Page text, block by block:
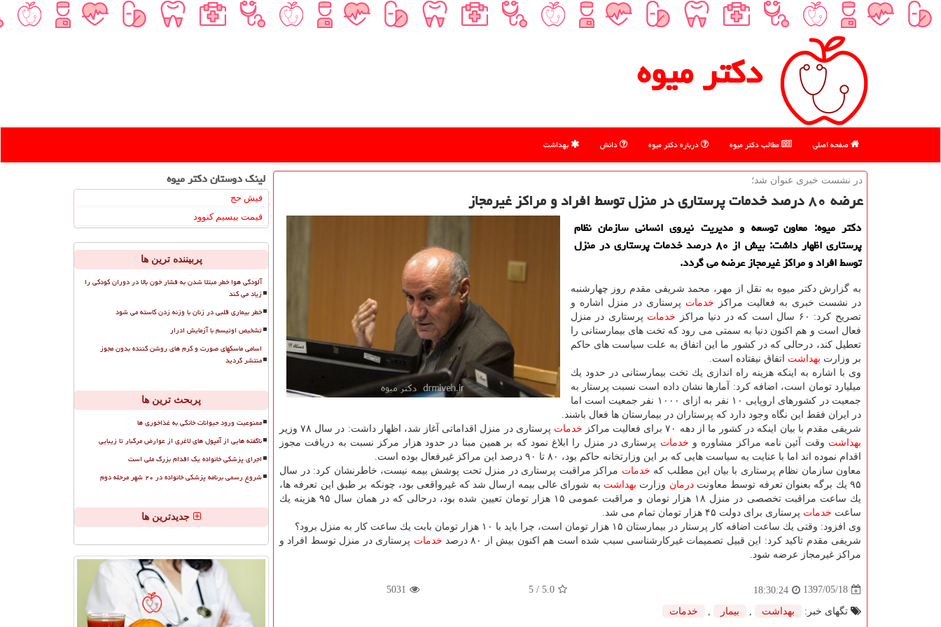
دكتر میوه
صفحه اصلی مطالب دكتر میوه درباره دكتر میوه دانش بهداشت
در نشست خبری عنوان شد؛
عرضه ۸۰ درصد خدمات پرستاری در منزل توسط افراد و مراكز غیرمجاز
دكتر میوه: معاون توسعه و مدیریت نیروی انسانی سازمان نظام
پرستاری اظهار داشت: بیش از ۸۰ درصد خدمات پرستاری در منزل
توسط افراد و مراكز غیرمجاز عرضه می گردد.
به گزارش دكتر میوه به نقل از مهر، محمد شریفی مقدم روز چهارشنبه
در نشست خبری به فعالیت مراكز خدمات پرستاری در منزل اشاره و
تصریح كرد: ۶۰ سال است كه در دنیا مراكز
خدمات پرستاری در منزل
فعال است و هم اكنون دنیا به سمتی می رود كه تخت های بیمارستانی را
تعطیل كند، درحالی كه در كشور ما این اتفاق به علت سیاست های حاكم
بر وزارت بهداشت اتفاق نیفتاده است.
وی با اشاره به اینكه هزینه راه اندازی یك تخت بیمارستانی در حدود یك
میلیارد تومان است، اضافه كرد: آمارها نشان داده است نسبت پرستار به
جمعیت در كشورهای اروپایی ۱۰ نفر به ازای ۱۰۰۰ نفر جمعیت است اما
در ایران فقط این نگاه وجود دارد كه پرستاران در بیمارستان ها فعال باشند.
شریفی مقدم با بیان اینكه در كشور ما از دهه ۷۰ برای فعالیت مراكز
خدمات پرستاری در منزل اقداماتی آغاز شد، اظهار داشت: در سال ۷۸ وزیر
بهداشت وقت آئین نامه مراكز مشاوره و خدمات پرستاری در منزل را ابلاغ نمود كه بر همین مبنا در حدود هزار مركز نسبت به دریافت مجوز
اقدام نموده اند اما با عنایت به سیاست هایی كه بر این وزارتخانه حاكم بود، ۸۰ تا ۹۰ درصد این مراكز غیرفعال بوده است.
معاون سازمان نظام پرستاری با بیان این مطلب كه خدمات مراكز مراقبت پرستاری در منزل تحت پوشش بیمه نیست، خاطرنشان كرد: در سال
۹۵ یك برگه بعنوان تعرفه توسط معاونت
درمان وزارت بهداشت به شورای عالی بیمه ارسال شد كه غیرواقعی بود، چونكه بر طبق این تعرفه ها،
یك ساعت مراقبت تخصصی در منزل ۱۸ هزار تومان و مراقبت عمومی ۱۵ هزار تومان تعیین شده بود، درحالی كه در همان سال ۹۵ هزینه یك
ساعت خدمات پرستاری برای دولت ۴۵ هزار تومان تمام می شد.
وی افزود: وقتی یك ساعت اضافه كار پرستار در بیمارستان ۱۵ هزار تومان است، چرا باید با ۱۰ هزار تومان بابت یك ساعت كار به منزل برود؟
شریفی مقدم تاكید كرد: این قبیل تصمیمات غیركارشناسی سبب شده است هم اكنون بیش از ۸۰ درصد
خدمات پرستاری در منزل توسط افراد و
مراكز غیرمجاز عرضه شود.
1397/05/18
18:30:24
5.0
/ 5
5031
تگهای خبر: بهداشت بیمار خدمات
لینک دوستان دكتر میوه
فیش حج
قیمت بیسیم کنوود
پربیننده ترین ها
آلودگی هوا خطر مبتلا شدن به فشار خون بالا در دوران کودکی را
زیاد می کند
خطر بیماری قلبی در زنان با وزنه زدن کاسته می شود
تشخیص اوتیسم با آزمایش ادرار
اسامی ماسکهای صورت و کرم های روشن کننده بدون مجوز
منتشر گردید
پربحث ترین ها
ممنوعیت ورود حیوانات خانگی به غذاخوری ها
ناگفته هایی از آمپول های لاغری از عوارض مرگبار تا زیبایی
اجرای پزشکی خانواده یک اقدام بزرگ ملی است
شروع رسمی برنامه پزشکی خانواده در ۲۰ شهر مرحله دوم
جدیدترین ها